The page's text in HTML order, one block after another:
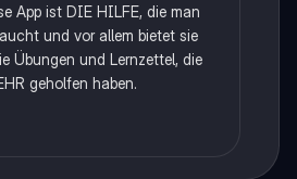
App ist DIE HILFE, die man
und vor allem bietet sie
Übungen und Lernzettel, die
geholfen haben.